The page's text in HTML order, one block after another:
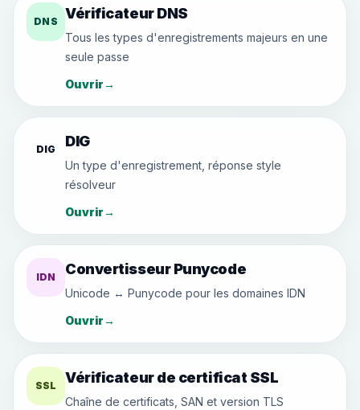
DNS Vérificateur DNS
Tous les types d'enregistrements majeurs en une
seule passe
Ouvrir→
DIG DIG
Un type d'enregistrement, réponse style
résolveur
Ouvrir→
IDN Convertisseur Punycode
Unicode ↔ Punycode pour les domaines IDN
Ouvrir→
SSL Vérificateur de certificat SSL
Chaîne de certificats, SAN et version TLS